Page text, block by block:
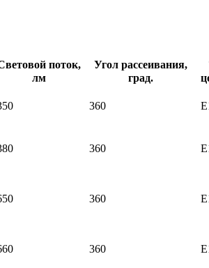
поток,
лм
Угол рассеивания,
град.
360
360
360
360